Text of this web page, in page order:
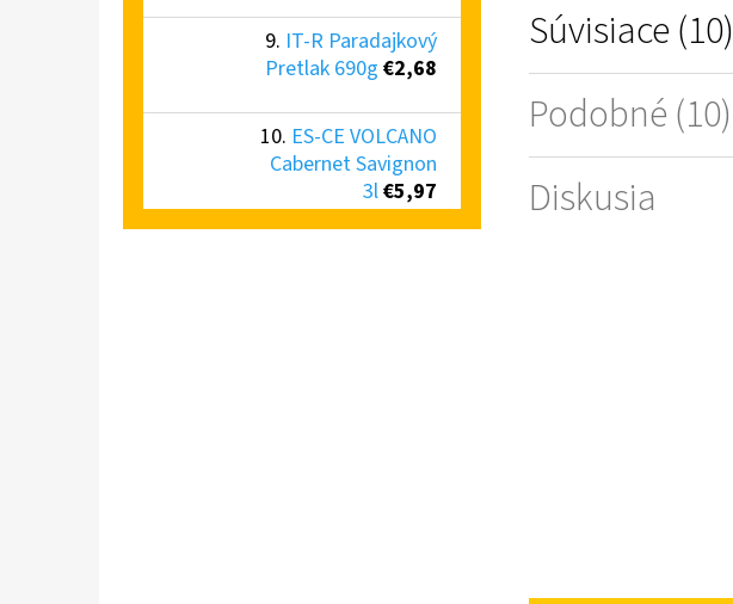
IT-R Paradajkový
Pretlak 690g €2,68
ES-CE VOLCANO
Cabernet Savignon
3l€5,97
Súvisiace (10)
Podobné (10)
Diskusia